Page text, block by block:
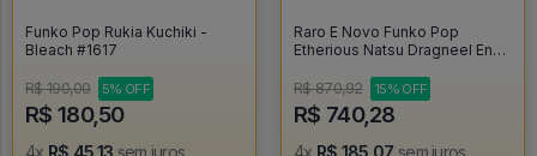
Funko Pop Rukia Kuchiki -
Bleach #1617
R$ 190,00 5% OFF
R$ 180,50
4x R$ 45,13 sem juros
Raro E Novo Funko Pop
Etherious Natsu Dragneel End
R$ 870,92
15% OFF
R$ 740,28
4x R$ 185,07 sem juros